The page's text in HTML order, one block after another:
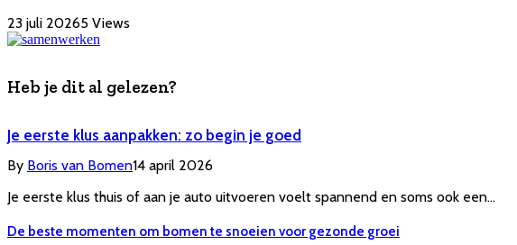
23 juli 20265 Views
Heb je dit al gelezen?
Je eerste klus aanpakken: zo begin je goed
By Boris van Bomen14 april 2026
Je eerste klus thuis of aan je auto uitvoeren voelt spannend en soms ook een…
De beste momenten om bomen te snoeien voor gezonde groei